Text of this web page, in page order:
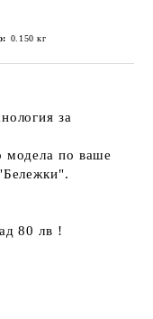
0.150 кг
за
модела по ваше
80 лв !